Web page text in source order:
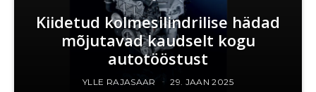
Kiidetud kolmesilindrilise hädad
mõjutavad kaudselt kogu
autotööstust
YLLE RAJASAAR 29. JAAN 2025